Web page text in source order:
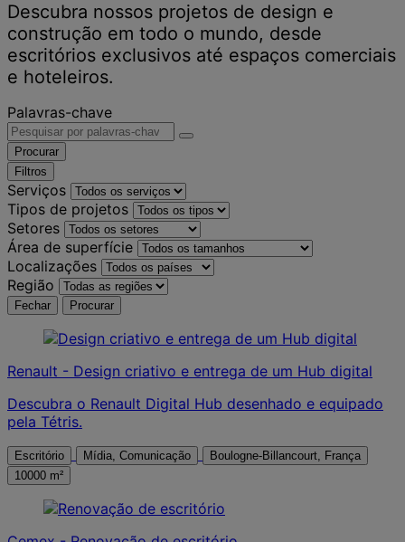
Descubra nossos projetos de design e
construção em todo o mundo, desde
escritórios exclusivos até espaços comerciais
e hoteleiros.
Palavras-chave
Procurar
Filtros
Serviços
Tipos de projetos
Setores
Área de superfície
Localizações
Região
Fechar Procurar
Renault - Design criativo e entrega de um Hub digital
Descubra o Renault Digital Hub desenhado e equipado
pela Tétris.
Escritório Mídia, Comunicação
Boulogne-Billancourt, França
10000 m²